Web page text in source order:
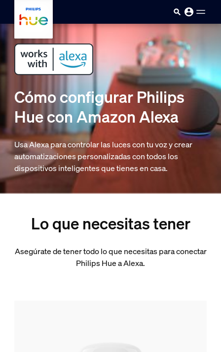
Cómo configurar Philips
Hue con Amazon Alexa
Usa Alexa para controlar las luces con tu voz y crear
automatizaciones personalizadas con todos los
dispositivos inteligentes que tienes en casa.
Lo que necesitas tener
Asegúrate de tener todo lo que necesitas para conectar
Philips Hue a Alexa.